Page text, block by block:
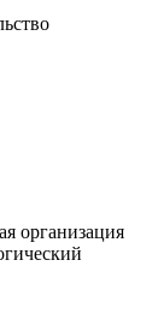
организация